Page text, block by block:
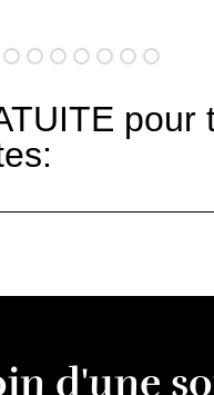
pour
d'une